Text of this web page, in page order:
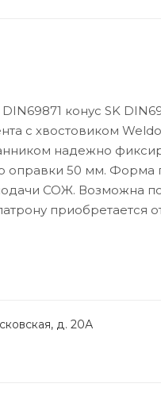
конус SK
с хвостовиком
надежно
оправки 50 мм. Форма
СОЖ. Возможна
приобретается
д. 20А